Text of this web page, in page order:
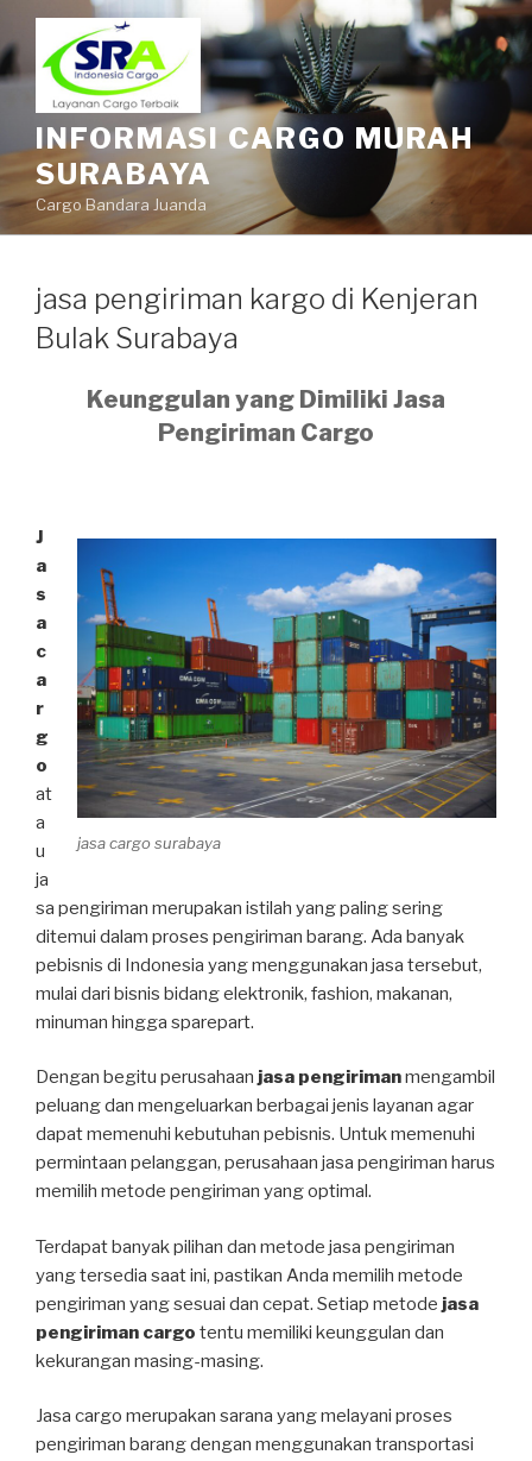
INFORMASI CARGO MURAH
SURABAYA
Cargo Bandara Juanda
jasa pengiriman kargo di Kenjeran
Bulak Surabaya
Keunggulan yang Dimiliki Jasa
Pengiriman Cargo
jasa cargo surabaya
J
a
s
a
c
a
r
g
o
at
a
u
ja
sa pengiriman merupakan istilah yang paling sering
ditemui dalam proses pengiriman barang. Ada banyak
pebisnis di Indonesia yang menggunakan jasa tersebut,
mulai dari bisnis bidang elektronik, fashion, makanan,
minuman hingga sparepart.
Dengan begitu perusahaan jasa pengirimanmengambil
peluang dan mengeluarkan berbagai jenis layanan agar
dapat memenuhi kebutuhan pebisnis. Untuk memenuhi
permintaan pelanggan, perusahaan jasa pengiriman harus
memilih metode pengiriman yang optimal.
Terdapat banyak pilihan dan metode jasa pengiriman
yang tersedia saat ini, pastikan Anda memilih metode
pengiriman yang sesuai dan cepat. Setiap metode jasa
pengiriman cargo tentu memiliki keunggulan dan
kekurangan masing-masing.
Jasa cargo merupakan sarana yang melayani proses
pengiriman barang dengan menggunakan transportasi